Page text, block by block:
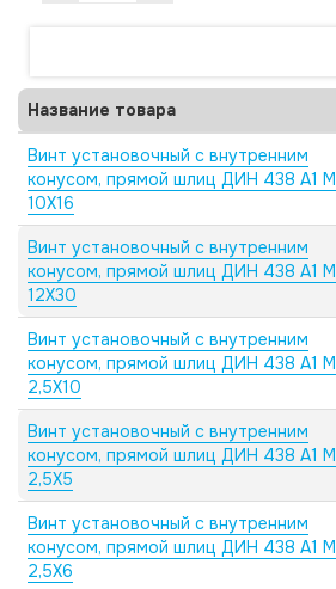
Название товара
Винт установочный с внутренним
конусом, прямой шлиц ДИН 438 А1 M
10X16
Винт установочный с внутренним
конусом, прямой шлиц ДИН 438 А1 M
12X30
Винт установочный с внутренним
конусом, прямой шлиц ДИН 438 А1 M
2,5X10
Винт установочный с внутренним
конусом, прямой шлиц ДИН 438 А1 M
2,5X5
Винт установочный с внутренним
конусом, прямой шлиц ДИН 438 А1 M
2,5X6